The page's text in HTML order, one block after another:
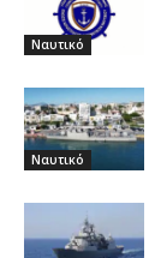
Ναυτικό
Ναυτικό